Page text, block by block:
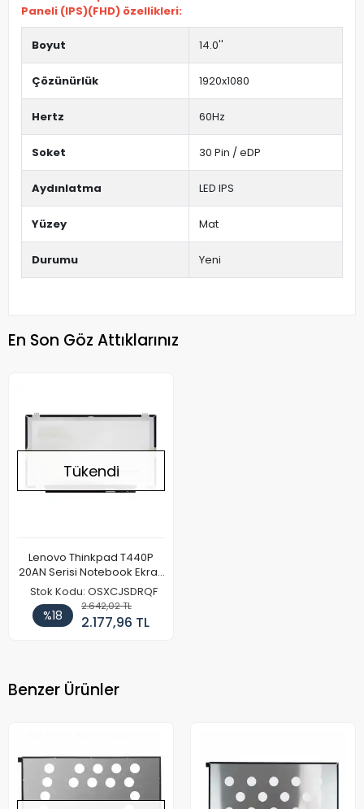
Paneli (IPS)(FHD) özellikleri:
Boyut 14.0''
Çözünürlük 1920x1080
Hertz 60Hz
Soket 30 Pin / eDP
Aydınlatma LED IPS
Yüzey Mat
Durumu Yeni
En Son Göz Attıklarınız
Tükendi
Lenovo Thinkpad T440P
20AN Serisi Notebook Ekran
Paneli (IPS)(FHD)
Stok Kodu: OSXCJSDRQF
%18
2.642,02 TL
2.177,96 TL
Benzer Ürünler